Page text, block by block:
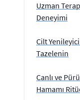
Uzman
Deneyimi
Cilt
Tazelenin
Canlı ve
Hamamı